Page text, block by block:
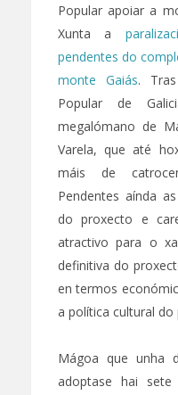
Popular apoiar a
Xunta a
pendentes do
monte Gaiás.
Popular de
megalómano de
Varela, que até
máis de
Pendentes aínda
do proxecto e
atractivo para o
definitiva do
en termos
a política cultural do
Mágoa que unha
adoptase hai